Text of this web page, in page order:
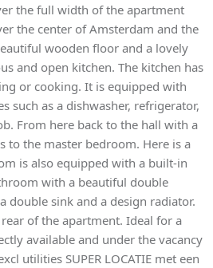
the full width of the apartment
the center of Amsterdam and the
wooden floor and a lovely
and open kitchen. The kitchen has
or cooking. It is equipped with
such as a dishwasher, refrigerator,
From here back to the hall with a
to the master bedroom. Here is a
is also equipped with a built-in
with a beautiful double
double sink and a design radiator.
of the apartment. Ideal for a
available and under the vacancy
utilities SUPER LOCATIE met een